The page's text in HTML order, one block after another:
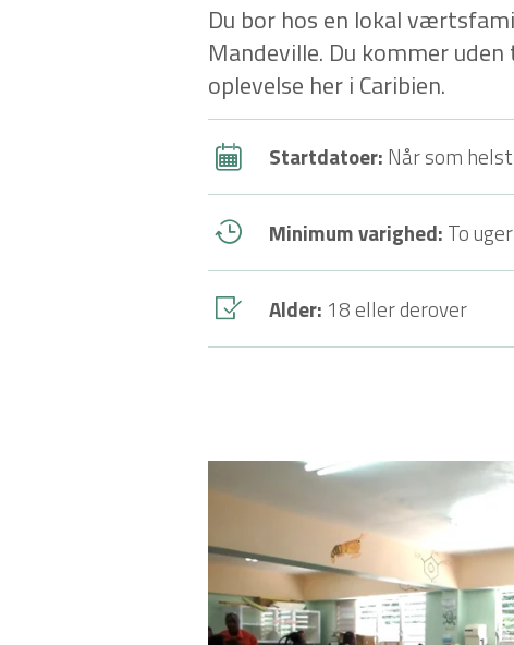
Du bor hos en lokal
Mandeville. Du kommer
oplevelse her i Caribien.
Startdatoer: Når som helst
Minimum varighed: To uger
Alder: 18 eller derover